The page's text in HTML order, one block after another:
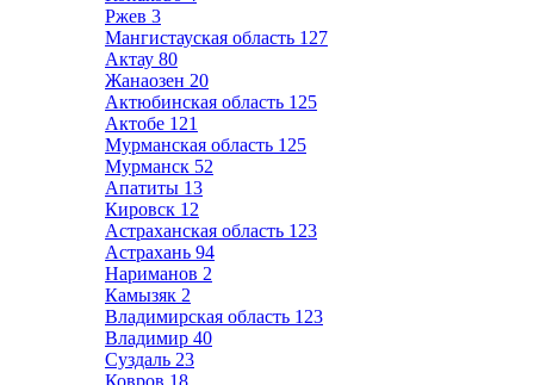
Ржев 3
Мангистауская область 127
Актау 80
Жанаозен 20
Актюбинская область 125
Актобе 121
Мурманская область 125
Мурманск 52
Апатиты 13
Кировск 12
Астраханская область 123
Астрахань 94
Нариманов 2
Камызяк 2
Владимирская область 123
Владимир 40
Суздаль 23
Ковров 18